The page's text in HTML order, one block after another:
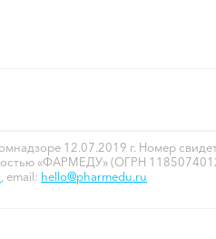
12.07.2019 г. Номер
«ФАРМЕДУ» (ОГРН
, email: hello@pharmedu.ru